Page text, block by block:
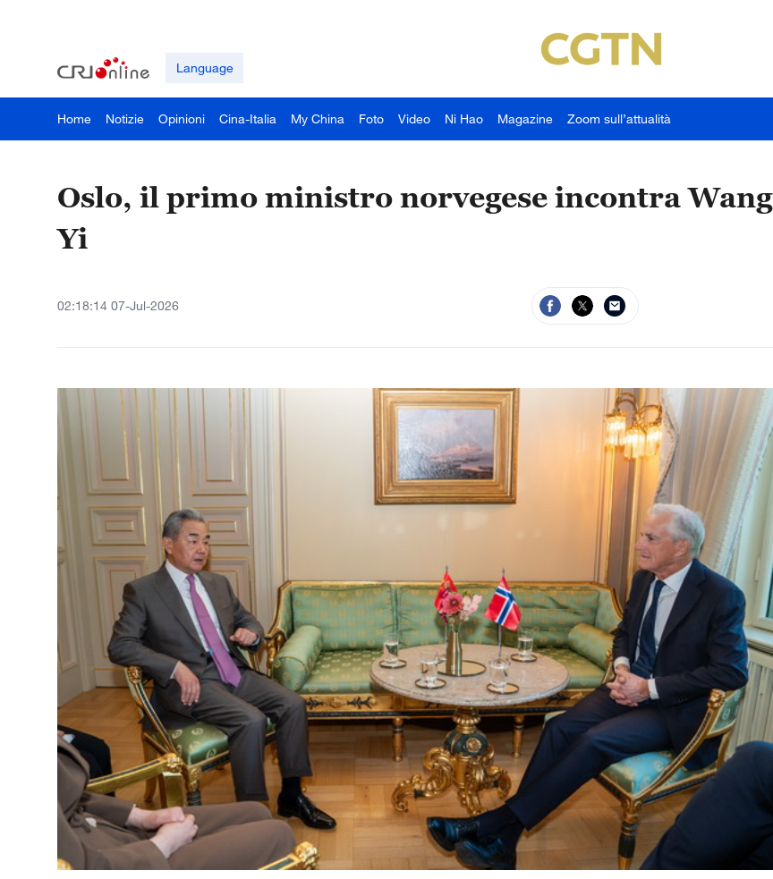
Language
Home Notizie Opinioni Cina-Italia My China Foto Video Ni Hao Magazine Zoom sull’attualità
Oslo, il primo ministro norvegese incontra Wang
Yi
02:18:14 07-Jul-2026